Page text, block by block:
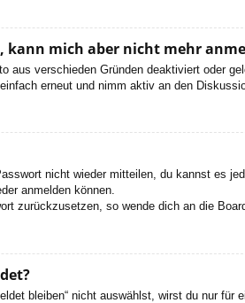
mich aber nicht mehr
aus verschieden Gründen deaktiviert oder
erneut und nimm aktiv an den
nicht wieder mitteilen, du kannst es
anmelden können.
zurückzusetzen, so wende dich an die
bleiben“ nicht auswählst, wirst du nur